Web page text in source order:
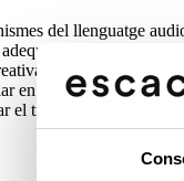
del llenguatge
els instruments
els coneixements
en equip.
el treball realitzat i